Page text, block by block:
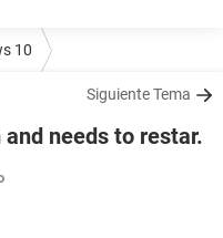
10
Siguiente Tema
needs to restar.